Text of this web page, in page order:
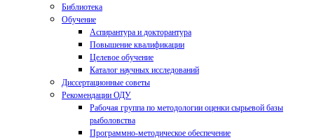
Библиотека
Обучение
Аспирантура и докторантура
Повышение квалификации
Целевое обучение
Каталог научных исследований
Диссертационные советы
Рекомендации ОДУ
Рабочая группа по методологии оценки сырьевой базы
рыболовства
Программно-методическое обеспечение